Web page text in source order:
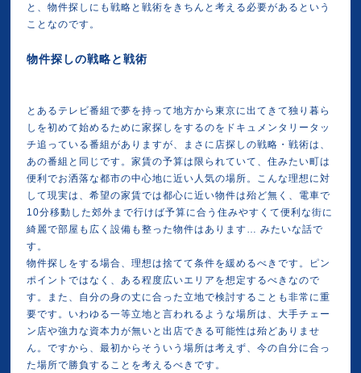
と、物件探しにも戦略と戦術をきちんと考える必要があるという
ことなのです。
物件探しの戦略と戦術
とあるテレビ番組で夢を持って地方から東京に出てきて独り暮ら
しを初めて始めるために家探しをするのをドキュメンタリータッ
チ追っている番組がありますが、まさに店探しの戦略・戦術は、
あの番組と同じです。家賃の予算は限られていて、住みたい町は
便利でお洒落な都市の中心地に近い人気の場所。こんな理想に対
して現実は、希望の家賃では都心に近い物件は殆ど無く、電車で
10分移動した郊外まで行けば予算に合う住みやすくて便利な街に
綺麗で部屋も広く設備も整った物件はあります… みたいな話で
す。
物件探しをする場合、理想は捨てて条件を緩めるべきです。ピン
ポイントではなく、ある程度広いエリアを想定するべきなので
す。また、自分の身の丈に合った立地で検討することも非常に重
要です。いわゆる一等立地と言われるような場所は、大手チェー
ン店や強力な資本力が無いと出店できる可能性は殆どありませ
ん。ですから、最初からそういう場所は考えず、今の自分に合っ
た場所で勝負することを考えるべきです。